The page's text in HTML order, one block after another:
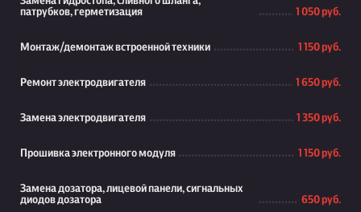
патрубков, герметизация
1 050 руб.
Монтаж/демонтаж встроенной техники 1 150 руб.
Ремонт электродвигателя 1 650 руб.
Замена электродвигателя 1 350 руб.
Прошивка электронного модуля 1 150 руб.
Замена дозатора, лицевой панели, сигнальных
диодов дозатора
650 руб.